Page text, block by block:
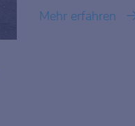
Mehr erfahren